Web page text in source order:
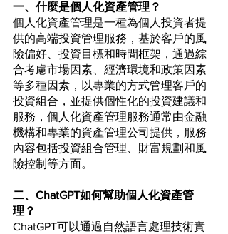
一、什麼是個人化資產管理？
個人化資產管理是一種為個人投資者提
供的高端投資管理服務，基於客戶的風
險偏好、投資目標和時間框架，通過綜
合考慮市場因素、經濟環境和政策因素
等多種因素，以專業的方式管理客戶的
投資組合，並提供個性化的投資建議和
服務，個人化資產管理服務通常由金融
機構和專業的資產管理公司提供，服務
內容包括投資組合管理、財富規劃和風
險控制等方面。
二、ChatGPT如何幫助個人化資產管
理？
ChatGPT可以通過自然語言處理技術實